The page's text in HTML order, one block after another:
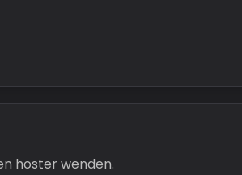
hoster wenden.